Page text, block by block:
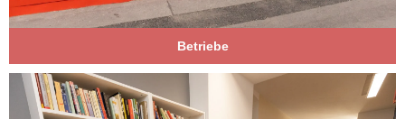
Betriebe